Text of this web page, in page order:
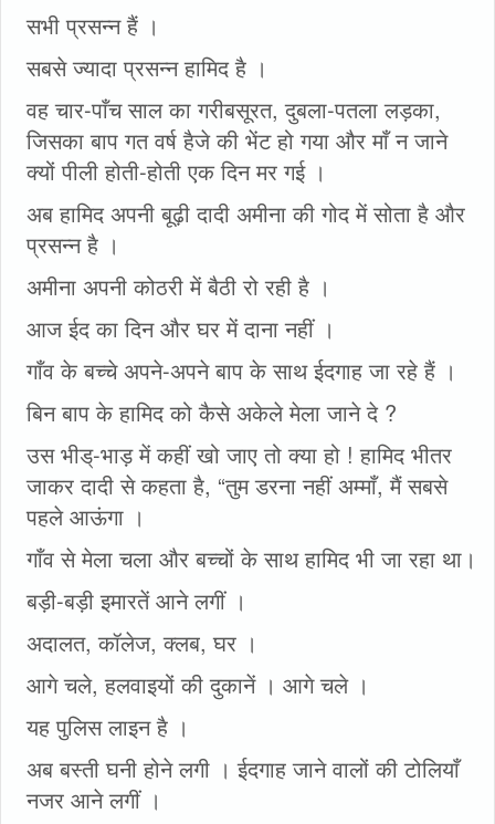
सभी प्रसन्न हैं ।
सबसे ज्यादा प्रसन्न हामिद है ।
वह चार-पाँच साल का गरीबसूरत, दुबला-पतला लड़का,
जिसका बाप गत वर्ष हैजे की भेंट हो गया और माँ न जाने
क्यों पीली होती-होती एक दिन मर गई ।
अब हामिद अपनी बूढ़ी दादी अमीना की गोद में सोता है और
प्रसन्न है ।
अमीना अपनी कोठरी में बैठी रो रही है ।
आज ईद का दिन और घर में दाना नहीं ।
गाँव के बच्चे अपने-अपने बाप के साथ ईदगाह जा रहे हैं ।
बिन बाप के हामिद को कैसे अकेले मेला जाने दे ?
उस भीड्-भाड़ में कहीं खो जाए तो क्या हो ! हामिद भीतर
जाकर दादी से कहता है, “तुम डरना नहीं अम्माँ, मैं सबसे
पहले आऊंगा ।
गाँव से मेला चला और बच्चों के साथ हामिद भी जा रहा था।
बड़ी-बड़ी इमारतें आने लगीं ।
अदालत, कॉलेज, क्लब, घर ।
आगे चले, हलवाइयों की दुकानें । आगे चले ।
यह पुलिस लाइन है ।
अब बस्ती घनी होने लगी । ईदगाह जाने वालों की टोलियाँ
नजर आने लगीं ।